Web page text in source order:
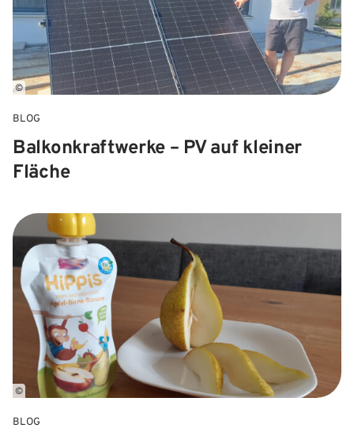
©
BLOG
Balkonkraftwerke – PV auf kleiner
Fläche
©
BLOG